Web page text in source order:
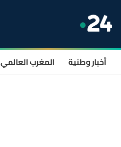
أخبار وطنية المغرب العالمي